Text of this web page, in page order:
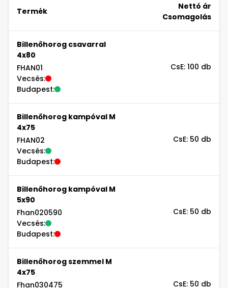
Termék
Nettó ár
Csomagolás
Billenőhorog csavarral
4x80
FHAN01
Vecsés:
Budapest:
CsE: 100 db
Billenőhorog kampóval M
4x75
FHAN02
Vecsés:
Budapest:
CsE: 50 db
Billenőhorog kampóval M
5x90
Fhan020590
Vecsés:
Budapest:
CsE: 50 db
Billenőhorog szemmel M
4x75
Fhan030475
CsE: 50 db